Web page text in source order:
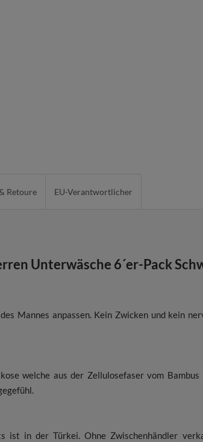
Retoure EU-Verantwortlicher
Unterwäsche 6´er-Pack
Mannes anpassen. Kein Zwicken und kein
welche aus der Zellulosefaser vom
ist in der Türkei. Ohne Zwischenhändler